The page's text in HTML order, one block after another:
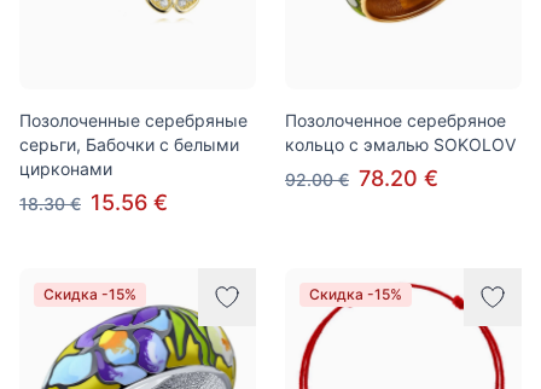
Позолоченные серебряные
серьги, Бабочки с белыми
цирконами
18.30 € 15.56 €
Позолоченное серебряное
кольцо с эмалью SOKOLOV
92.00 € 78.20 €
Скидка -15% Скидка -15%